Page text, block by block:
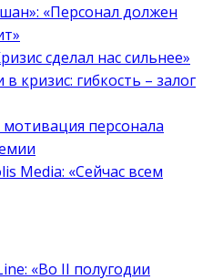
«Персонал должен
сделал нас сильнее»
кризис: гибкость – залог
персонала
Media: «Сейчас всем
«Во II полугодии